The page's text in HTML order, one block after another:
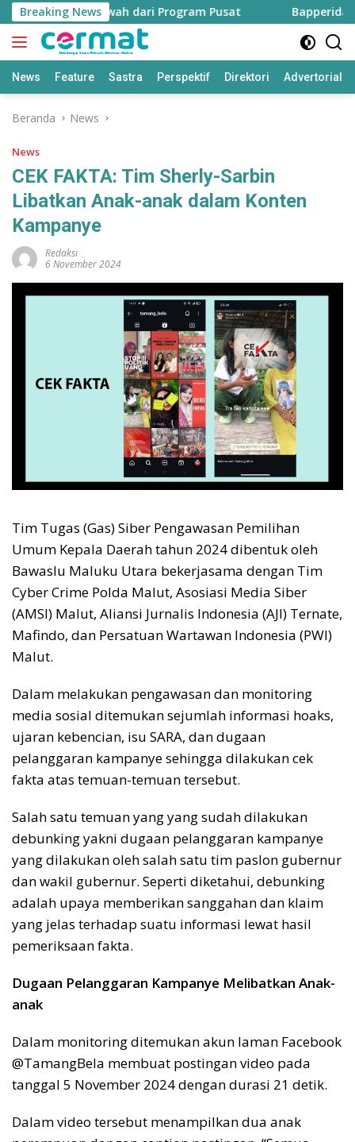
Langsung
ke
konten
Breaking News
Hektare Sawah dari Program Pusat Bapperida:
News Feature Sastra Perspektif Direktori Advertorial
Beranda News
News
CEK FAKTA: Tim Sherly-Sarbin
Libatkan Anak-anak dalam Konten
Kampanye
Redaksi
6 November 2024
Tim Tugas (Gas) Siber Pengawasan Pemilihan
Umum Kepala Daerah tahun 2024 dibentuk oleh
Bawaslu Maluku Utara bekerjasama dengan Tim
Cyber Crime Polda Malut, Asosiasi Media Siber
(AMSI) Malut, Aliansi Jurnalis Indonesia (AJI) Ternate,
Mafindo, dan Persatuan Wartawan Indonesia (PWI)
Malut.
Dalam melakukan pengawasan dan monitoring
media sosial ditemukan sejumlah informasi hoaks,
ujaran kebencian, isu SARA, dan dugaan
pelanggaran kampanye sehingga dilakukan cek
fakta atas temuan-temuan tersebut.
Salah satu temuan yang yang sudah dilakukan
debunking yakni dugaan pelanggaran kampanye
yang dilakukan oleh salah satu tim paslon gubernur
dan wakil gubernur. Seperti diketahui, debunking
adalah upaya memberikan sanggahan dan klaim
yang jelas terhadap suatu informasi lewat hasil
pemeriksaan fakta.
Dugaan Pelanggaran Kampanye Melibatkan Anak-
anak
Dalam monitoring ditemukan akun laman Facebook
@TamangBela membuat postingan video pada
tanggal 5 November 2024 dengan durasi 21 detik.
Dalam video tersebut menampilkan dua anak